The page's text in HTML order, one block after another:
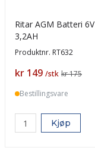
Ritar AGM Batteri 6V
3,2AH
Produktnr. RT632
Pris
kr 149 /stk kr 175
Bestillingsvare
Kjøp